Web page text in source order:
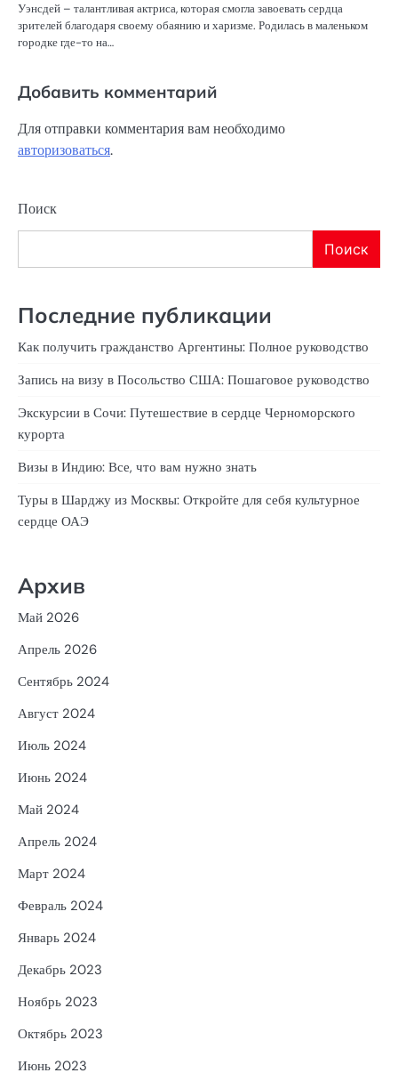
Уэнсдей – талантливая актриса, которая смогла завоевать сердца
зрителей благодаря своему обаянию и харизме. Родилась в маленьком
городке где-то на…
Добавить комментарий
Для отправки комментария вам необходимо
авторизоваться.
Поиск
Поиск
Последние публикации
Как получить гражданство Аргентины: Полное руководство
Запись на визу в Посольство США: Пошаговое руководство
Экскурсии в Сочи: Путешествие в сердце Черноморского
курорта
Визы в Индию: Все, что вам нужно знать
Туры в Шарджу из Москвы: Откройте для себя культурное
сердце ОАЭ
Архив
Май 2026
Апрель 2026
Сентябрь 2024
Август 2024
Июль 2024
Июнь 2024
Май 2024
Апрель 2024
Март 2024
Февраль 2024
Январь 2024
Декабрь 2023
Ноябрь 2023
Октябрь 2023
Июнь 2023